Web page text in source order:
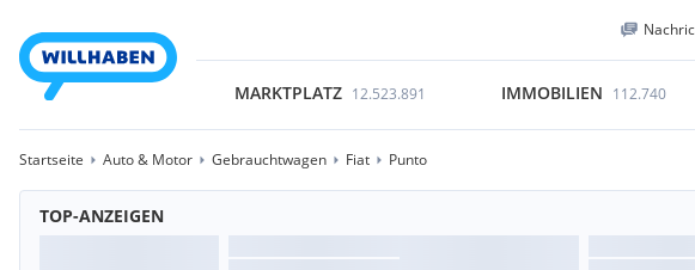
MARKTPLATZ 12.523.891 IMMOBILIEN 112.740
Startseite Auto & Motor Gebrauchtwagen Fiat Punto
TOP-ANZEIGEN